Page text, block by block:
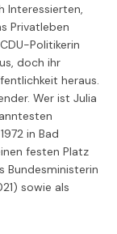
Interessierten,
Privatleben
Politikerin
doch ihr
heraus.
Wer ist Julia
in Bad
festen Platz
Bundesministerin
sowie als